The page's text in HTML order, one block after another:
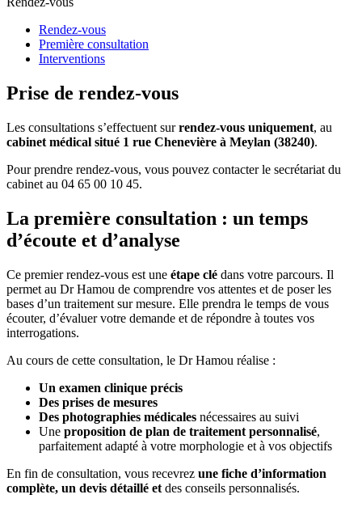
Rendez-vous
Première consultation
Interventions
Prise de rendez-vous
Les consultations s’effectuent surrendez-vous uniquement, au
cabinet médical situé 1 rue Chenevière à Meylan (38240).
Pour prendre rendez-vous, vous pouvez contacter le secrétariat du
cabinet au 04 65 00 10 45.
La première consultation : un temps
d’écoute et d’analyse
Ce premier rendez-vous est une étape clé dans votre parcours. Il
permet au Dr Hamou de comprendre vos attentes et de poser les
bases d’un traitement sur mesure. Elle prendra le temps de vous
écouter, d’évaluer votre demande et de répondre à toutes vos
interrogations.
Au cours de cette consultation, le Dr Hamou réalise :
Un examen clinique précis
Des prises de mesures
Des photographies médicales nécessaires au suivi
Une proposition de plan de traitement personnalisé,
parfaitement adapté à votre morphologie et à vos objectifs
En fin de consultation, vous recevrez une fiche d’information
complète, un devis détaillé et des conseils personnalisés.